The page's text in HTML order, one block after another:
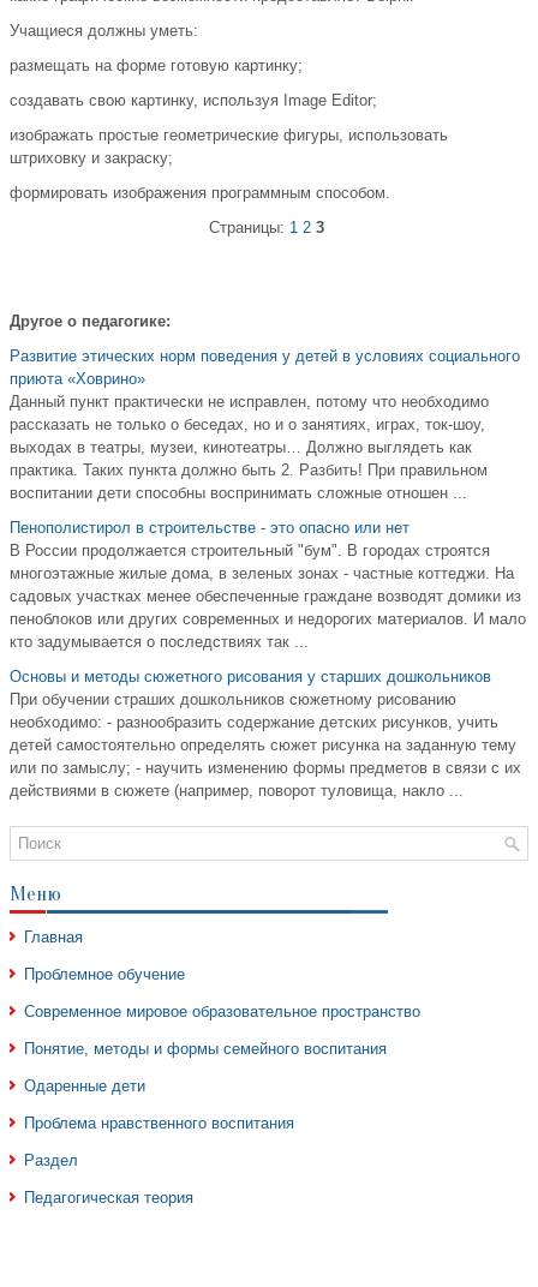
Учащиеся должны уметь:
размещать на форме готовую картинку;
создавать свою картинку, используя Image Editor;
изображать простые геометрические фигуры, использовать
штриховку и закраску;
формировать изображения программным способом.
Страницы: 1 2 3
Другое о педагогике:
Развитие этических норм поведения у детей в условиях социального
приюта «Ховрино»
Данный пункт практически не исправлен, потому что необходимо
рассказать не только о беседах, но и о занятиях, играх, ток-шоу,
выходах в театры, музеи, кинотеатры… Должно выглядеть как
практика. Таких пункта должно быть 2. Разбить! При правильном
воспитании дети способны воспринимать сложные отношен ...
Пенополистирол в строительстве - это опасно или нет
В России продолжается строительный "бум". В городах строятся
многоэтажные жилые дома, в зеленых зонах - частные коттеджи. На
садовых участках менее обеспеченные граждане возводят домики из
пеноблоков или других современных и недорогих материалов. И мало
кто задумывается о последствиях так ...
Основы и методы сюжетного рисования у старших дошкольников
При обучении страших дошкольников сюжетному рисованию
необходимо: - разнообразить содержание детских рисунков, учить
детей самостоятельно определять сюжет рисунка на заданную тему
или по замыслу; - научить изменению формы предметов в связи с их
действиями в сюжете (например, поворот туловища, накло ...
Меню
Главная
Проблемное обучение
Современное мировое образовательное пространство
Понятие, методы и формы семейного воспитания
Одаренные дети
Проблема нравственного воспитания
Раздел
Педагогическая теория